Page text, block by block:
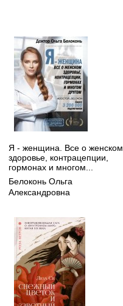
Я - женщина. Все о женском
здоровье, контрацепции,
гормонах и многом...
Белоконь Ольга
Александровна